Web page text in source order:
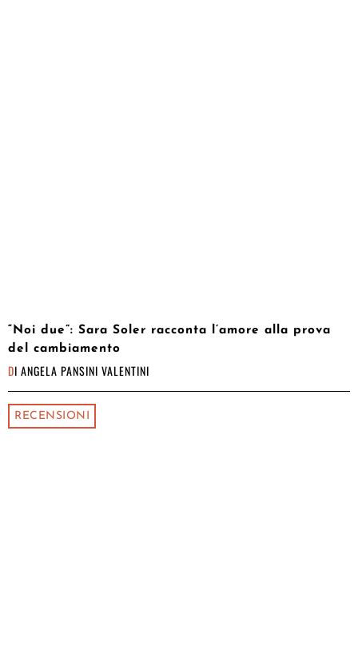
“Noi due”: Sara Soler racconta l’amore alla prova
del cambiamento
DI ANGELA PANSINI VALENTINI
RECENSIONI